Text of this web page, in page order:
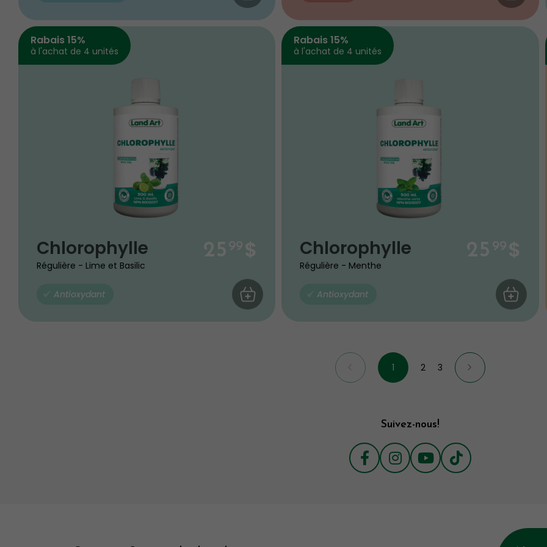
Rabais 15%
à l'achat de 4 unités
Chlorophylle
Régulière - Lime et Basilic
25 99 $
Antioxydant AJOUTER AU PANIER
Rabais 15%
à l'achat de 4 unités
Chlorophylle
Régulière - Menthe
25 99 $
Antioxydant AJOUTER
1 2 3
Suivez-nous!